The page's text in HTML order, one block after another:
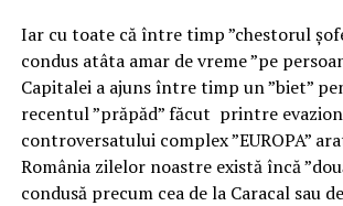
Iar cu toate că între timp ”chestorul
condus atâta amar de vreme ”pe
Capitalei a ajuns între timp un ”biet”
recentul ”prăpăd” făcut printre
controversatului complex ”EUROPA”
România zilelor noastre există încă
condusă precum cea de la Caracal sau